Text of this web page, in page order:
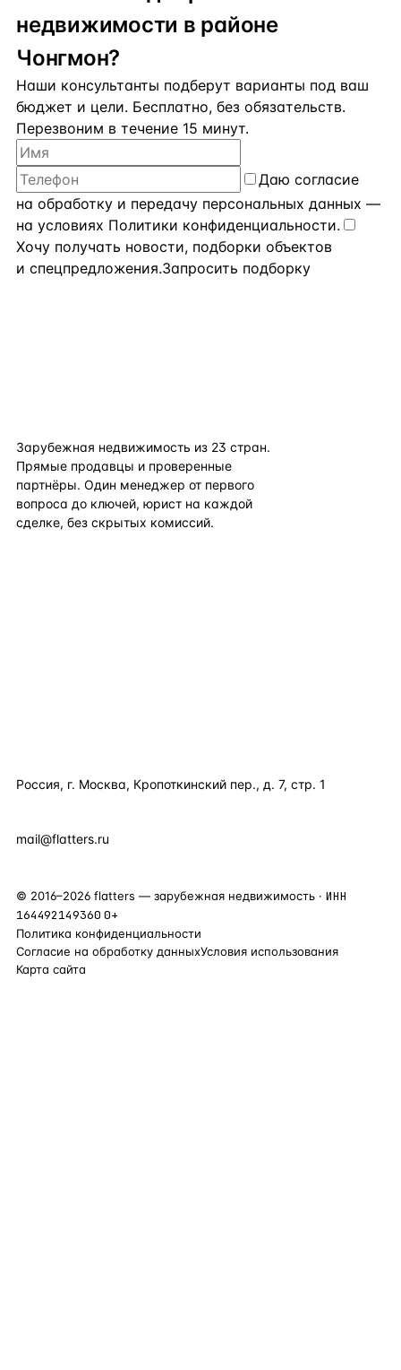
недвижимости в районе
Чонгмон?
Наши консультанты подберут варианты под ваш
бюджет и цели. Бесплатно, без обязательств.
Перезвоним в течение 15 минут.
Даю согласие
на обработку и передачу персональных данных —
на условиях Политики конфиденциальности.
Хочу получать новости, подборки объектов
и спецпредложения.Запросить подборку
Зарубежная недвижимость из 23 стран.
Прямые продавцы и проверенные
партнёры. Один менеджер от первого
вопроса до ключей, юрист на каждой
сделке, без скрытых комиссий.
Россия, г. Москва, Кропоткинский пер., д. 7, стр. 1
mail@flatters.ru
© 2016–2026 flatters — зарубежная недвижимость · ИНН
164492149360 0+
Политика конфиденциальности
Согласие на обработку данныхУсловия использования
Карта сайта